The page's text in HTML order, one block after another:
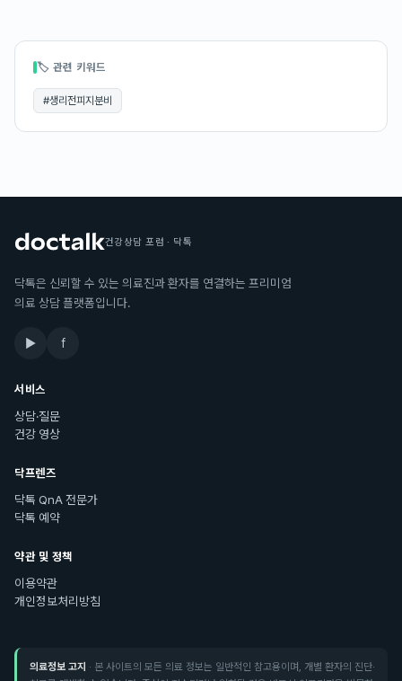
🏷 관련 키워드
#생리전피지분비
건강상담 포럼 · 닥톡
닥톡은 신뢰할 수 있는 의료진과 환자를 연결하는 프리미엄
의료 상담 플랫폼입니다.
▶ f
서비스
상담·질문
건강 영상
닥프렌즈
닥톡 QnA 전문가
닥톡 예약
약관 및 정책
이용약관
개인정보처리방침
의료정보 고지 · 본 사이트의 모든 의료 정보는 일반적인 참고용이며, 개별 환자의 진단·